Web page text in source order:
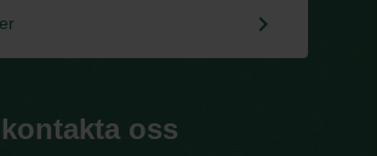
keyboard_arrow_right
oss